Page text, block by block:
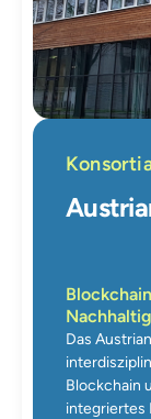
Das
Blockchain
integriertes